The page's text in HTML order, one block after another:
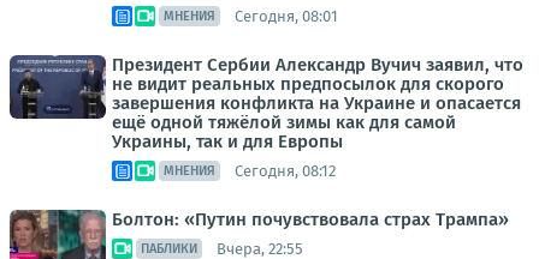
МНЕНИЯ Сегодня, 08:01
Президент Сербии Александр Вучич заявил, что
не видит реальных предпосылок для скорого
завершения конфликта на Украине и опасается
ещё одной тяжёлой зимы как для самой
Украины, так и для Европы
МНЕНИЯ Сегодня, 08:12
Болтон: «Путин почувствовала страх Трампа»
ПАБЛИКИ Вчера, 22:55